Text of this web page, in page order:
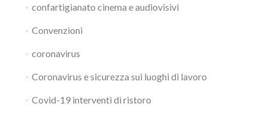
confartigianato cinema e audiovisivi
Convenzioni
coronavirus
Coronavirus e sicurezza sui luoghi di lavoro
Covid-19 interventi di ristoro